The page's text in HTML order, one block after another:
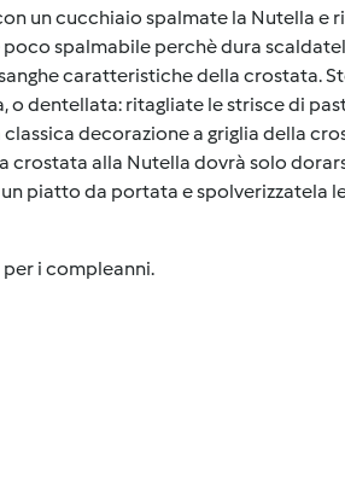
un cucchiaio spalmate la Nutella e
poco spalmabile perchè dura
caratteristiche della crostata.
dentellata: ritagliate le strisce di
decorazione a griglia della
crostata alla Nutella dovrà solo
piatto da portata e spolverizzatela
i compleanni.